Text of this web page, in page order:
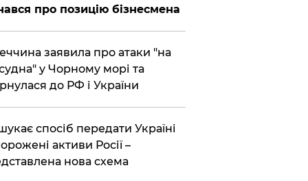
про позицію бізнесмена
заявила про атаки "на
судна" у Чорному морі та
до РФ і України
спосіб передати Україні
активи Росії –
​​нова схема